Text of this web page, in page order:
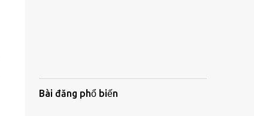
Bài đăng phổ biến